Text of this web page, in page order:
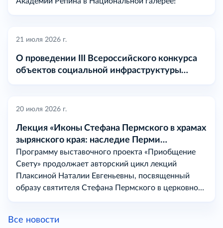
21 июля 2026 г.
О проведении III Всероссийского конкурса
объектов социальной инфраструктуры
20 июля 2026 г.
Лекция «Иконы Стефана Пермского в храмах
зырянского края: наследие Перми
Вычегодской
Программу выставочного проекта «Приобщение
Свету» продолжает авторский цикл лекций
Плаксиной Наталии Евгеньевны, посвященный
образу святителя Стефана Пермского в церковном
Все новости